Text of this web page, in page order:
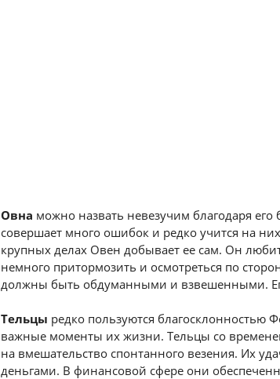
Овна можно назвать невезучим благодаря
совершает много ошибок и редко учится на
крупных делах Овен добывает ее сам. Он
немного притормозить и осмотреться по
должны быть обдуманными и взвешенными.
Тельцы редко пользуются благосклонностью
важные моменты их жизни. Тельцы со
на вмешательство спонтанного везения. Их
деньгами. В финансовой сфере они